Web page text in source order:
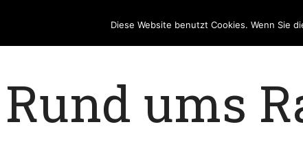
Rund ums
Diese Website benutzt Cookies. Wenn Sie